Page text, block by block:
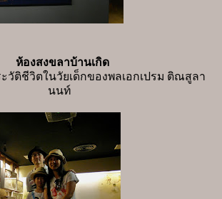
ห้องสงขลาบ้านเกิด
ชีวิตในวัยเด็กของพลเอกเปรม ติณสูลา
นนท์